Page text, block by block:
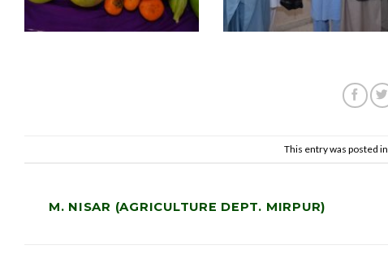
This entry was posted in
M. NISAR (AGRICULTURE DEPT. MIRPUR)